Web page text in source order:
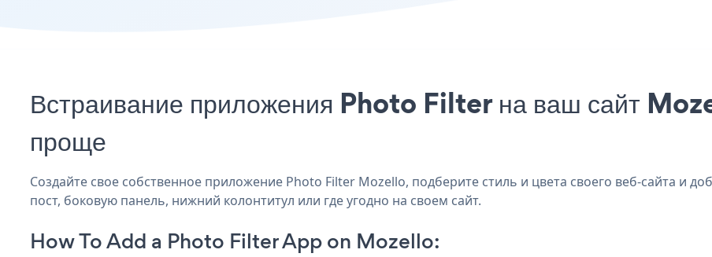
Встраивание приложения Photo Filter на ваш сайт
проще
Создайте свое собственное приложение Photo Filter Mozello, подберите стиль и цвета своего веб-сайта и
пост, боковую панель, нижний колонтитул или где угодно на своем сайт.
How To Add a Photo Filter App on Mozello: